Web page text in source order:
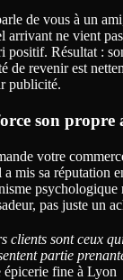
de vous à un
arrivant ne vient
positif. Résultat :
de revenir est
publicité.
son propre
votre
mis sa réputation
pas juste un
clients sont ceux
partie
épicerie fine à Lyon